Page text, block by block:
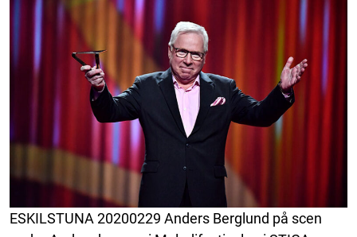
ESKILSTUNA 20200229 Anders Berglund på scen